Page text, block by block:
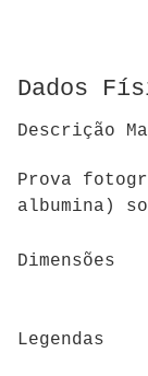
Dados
Descrição
Prova
albumina)
Dimensões
Legendas